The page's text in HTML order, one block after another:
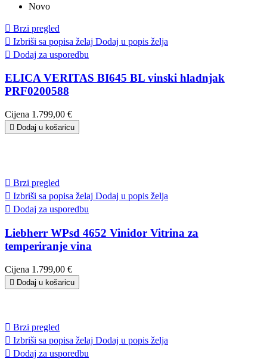
Novo
 Brzi pregled
 Izbriši sa popisa želaj Dodaj u popis želja
 Dodaj za usporedbu
ELICA VERITAS BI645 BL vinski hladnjak
PRF0200588
Cijena 1.799,00 €
 Dodaj u košaricu
 Brzi pregled
 Izbriši sa popisa želaj Dodaj u popis želja
 Dodaj za usporedbu
Liebherr WPsd 4652 Vinidor Vitrina za
temperiranje vina
Cijena 1.799,00 €
 Dodaj u košaricu
 Brzi pregled
 Izbriši sa popisa želaj Dodaj u popis želja
 Dodaj za usporedbu